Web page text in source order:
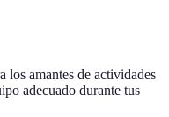
los amantes de actividades
adecuado durante tus